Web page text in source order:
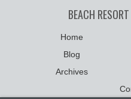
BEACH
Home
Blog
Archives